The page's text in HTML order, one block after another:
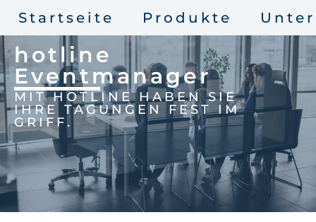
Startseite Produkte
hotline
Eventmanager
MIT HOTLINE HABEN SIE
IHRE TAGUNGEN FEST IM
GRIFF.